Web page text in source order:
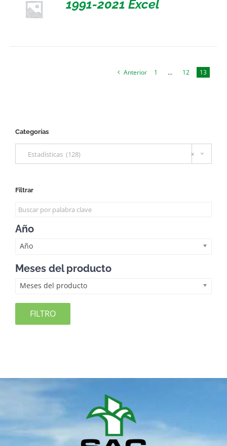
1991-2021 Excel
Anterior 1 … 12 13
Categorías
×
Estadísticas (128)
Filtrar
Año
Año
Meses del producto
Meses del producto
FILTRO